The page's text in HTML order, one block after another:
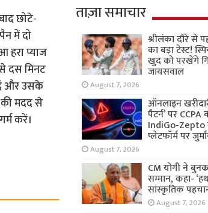
छोटे-
में दो
प्याज
दस मिनट
और उसके
मदद से
करें।
ताज़ा समाचार
श्रीलंका दौरे से
का बड़ा टेस्ट!
खुद को परखेंगे
जायसवाल
August 7, 2026
ऑनलाइन
पैटर्न’ पर
IndiGo-
प्लेटफॉर्म पर
August 7, 2026
CM योगी ने
सम्मान, कहा-
सांस्कृतिक
August 7, 2026